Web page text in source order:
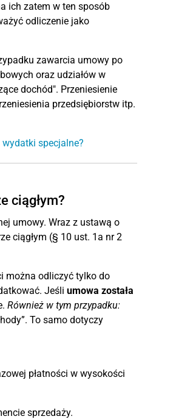
ich zatem w ten sposób
odliczenie jako
zawarcia umowy po
oraz udziałów w
dochód". Przeniesienie
przedsiębiorstw itp.
specjalne?
ciągłym?
umowy. Wraz z ustawą o
ciągłym (§ 10 ust. 1a nr 2
można odliczyć tylko do
Jeśli umowa została
Również w tym przypadku:
To samo dotyczy
płatności w wysokości
sprzedaży.